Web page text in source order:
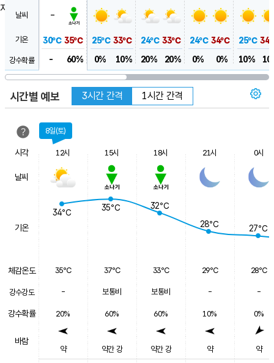
지진과학관
31.2℃
31.3℃
30.6 ℃
날씨
기온
강수확률
-
30℃ 35℃
-
60%
25℃ 33℃
0%
10%
24℃ 33℃
20%
20%
24℃ 34℃
0%
0%
25℃
10%
시간별 예보 3시간 간격 1시간 간격
시각
날씨
기온
체감온도
강수강도
강수확률
바람
8일(토)
12시
35℃
-
20%
약
15시
37℃
보통비
60%
약간 강
18시
33℃
보통비
60%
약간 강
21시
29℃
-
10%
약
0시
28℃
-
0%
약
34℃ 35℃
32℃
28℃
27℃